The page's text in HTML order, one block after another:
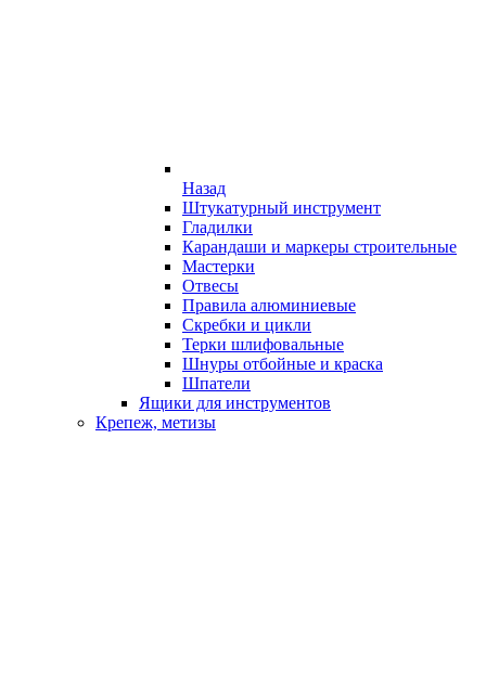
Назад
Штукатурный инструмент
Гладилки
Карандаши и маркеры строительные
Мастерки
Отвесы
Правила алюминиевые
Скребки и цикли
Терки шлифовальные
Шнуры отбойные и краска
Шпатели
Ящики для инструментов
Крепеж, метизы